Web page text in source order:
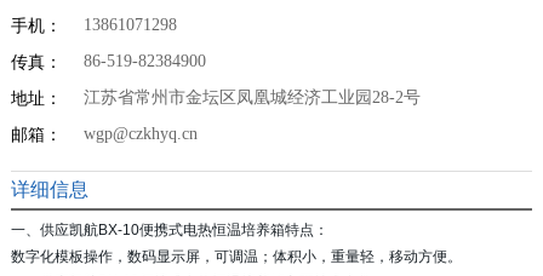
手机： 13861071298
传真： 86-519-82384900
地址： 江苏省常州市金坛区凤凰城经济工业园28-2号
邮箱： wgp@czkhyq.cn
详细信息
一、供应凯航BX-10便携式电热恒温培养箱特点：
数字化模板操作，数码显示屏，可调温；体积小，重量轻，移动方便。